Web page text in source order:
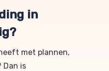
in
met plannen,
is